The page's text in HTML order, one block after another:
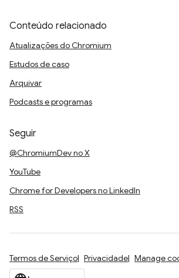
Conteúdo relacionado
Atualizações do Chromium
Estudos de caso
Arquivar
Podcasts e programas
Seguir
@ChromiumDev no X
YouTube
Chrome for Developers no LinkedIn
RSS
Termos de Serviço Privacidade Manage